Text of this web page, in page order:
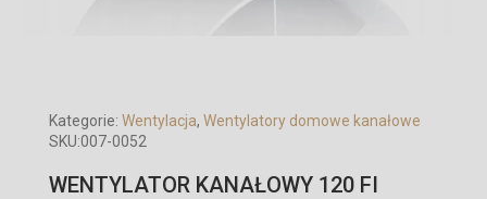
SKU:007-0052
Kategorie: Wentylacja, Wentylatory domowe kanałowe
WENTYLATOR KANAŁOWY 120 FI